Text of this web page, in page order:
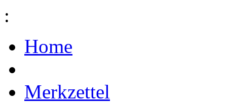
:
Home
Merkzettel